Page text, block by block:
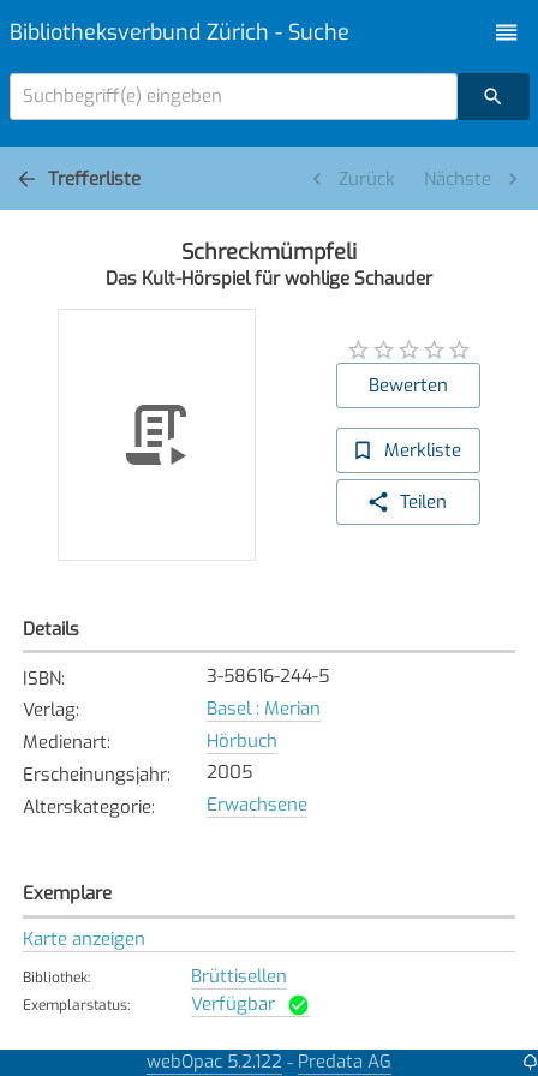
Bibliotheksverbund Zürich - Suche
Suchbegriff(e) eingeben
Trefferliste Zurück Nächste
Schreckmümpfeli
Das Kult-Hörspiel für wohlige Schauder
Bewerten
Merkliste
Teilen
Details
ISBN:
3-58616-244-5
Verlag:
Basel : Merian
Medienart:
Hörbuch
Erscheinungsjahr:
2005
Alterskategorie: Erwachsene
Exemplare
Karte anzeigen
Bibliothek: Brüttisellen
Exemplarstatus: Verfügbar
webOpac 5.2.122 - Predata AG